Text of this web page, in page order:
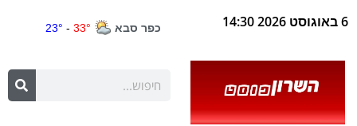
6 באוגוסט 2026 14:30